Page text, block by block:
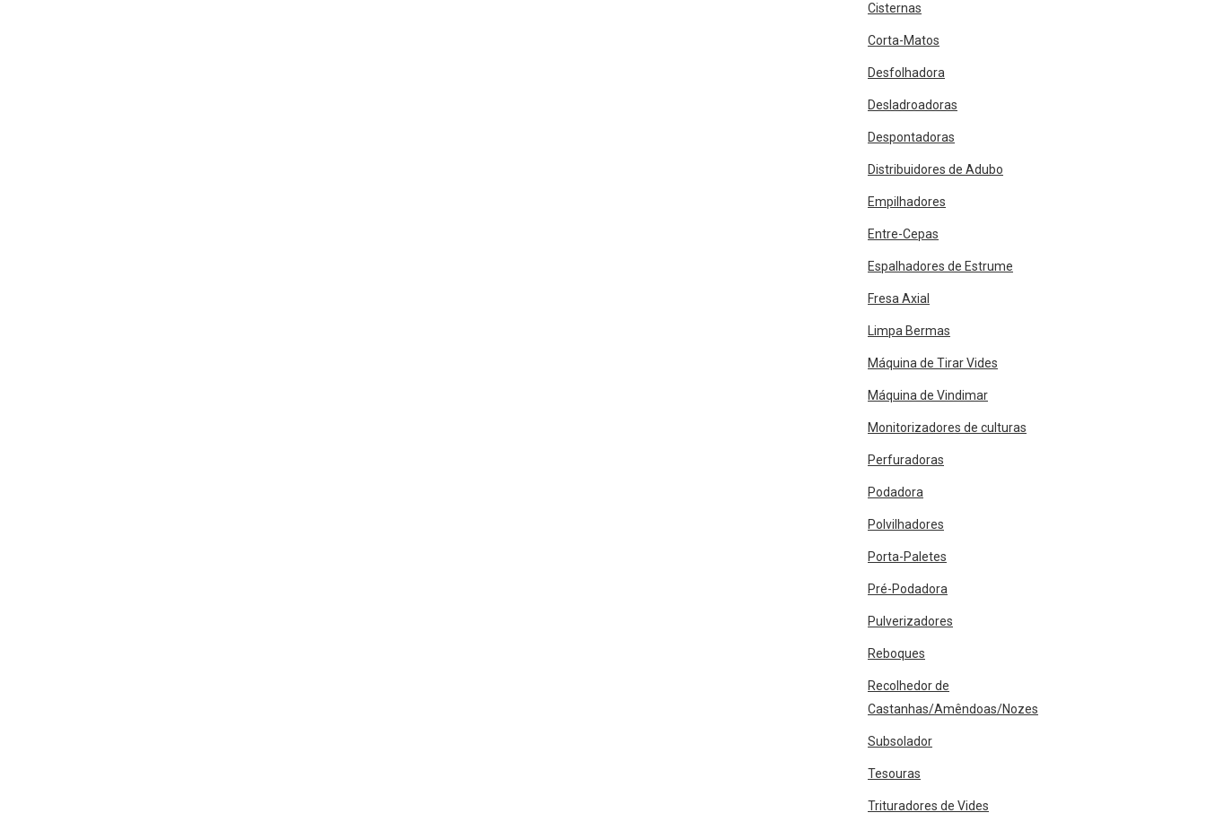
Cisternas
Corta-Matos
Desfolhadora
Desladroadoras
Despontadoras
Distribuidores de Adubo
Empilhadores
Entre-Cepas
Espalhadores de Estrume
Fresa Axial
Limpa Bermas
Máquina de Tirar Vides
Máquina de Vindimar
Monitorizadores de culturas
Perfuradoras
Podadora
Polvilhadores
Porta-Paletes
Pré-Podadora
Pulverizadores
Reboques
Recolhedor de
Castanhas/Amêndoas/Nozes
Subsolador
Tesouras
Trituradores de Vides